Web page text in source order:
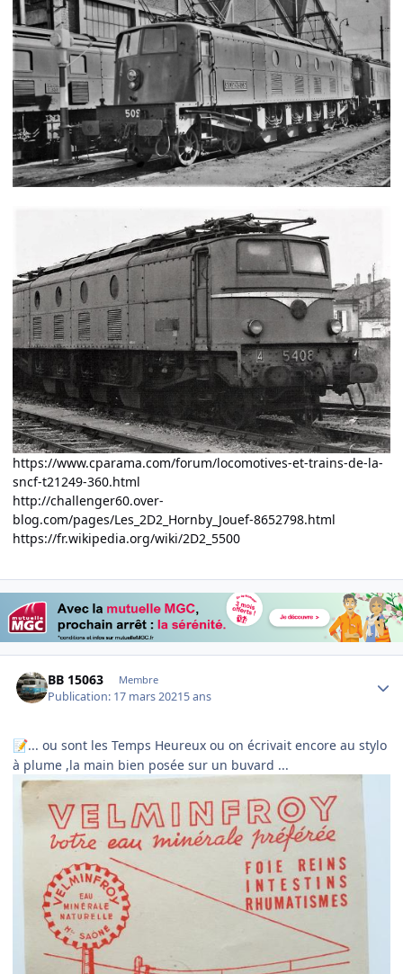
https://www.cparama.com/forum/locomotives-et-trains-de-la-
sncf-t21249-360.html
http://challenger60.over-
blog.com/pages/Les_2D2_Hornby_Jouef-8652798.html
https://fr.wikipedia.org/wiki/2D2_5500
BB 15063 Membre
Publication: 17 mars 20215 ans
📝... ou sont les Temps Heureux ou on écrivait encore au stylo
à plume ,la main bien posée sur un buvard ...